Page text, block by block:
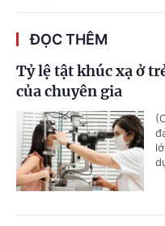
ĐỌC THÊM
Tỷ lệ tật khúc xạ ở
của chuyên gia